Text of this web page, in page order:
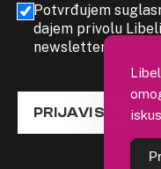
Potvrđujem
dajem privolu
newslettera
PRIJAVI SE